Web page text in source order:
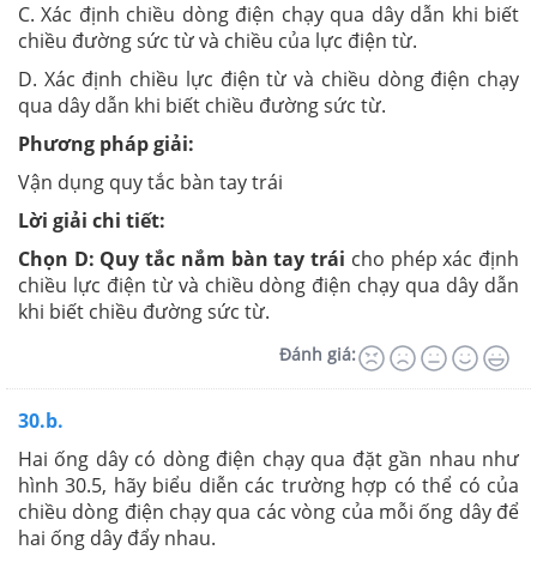
C. Xác định chiều dòng điện chạy qua dây dẫn khi biết
chiều đường sức từ và chiều của lực điện từ.
D. Xác định chiều lực điện từ và chiều dòng điện chạy
qua dây dẫn khi biết chiều đường sức từ.
Phương pháp giải:
Vận dụng quy tắc bàn tay trái
Lời giải chi tiết:
Chọn D: Quy tắc nắm bàn tay trái cho phép xác định
chiều lực điện từ và chiều dòng điện chạy qua dây dẫn
khi biết chiều đường sức từ.
Đánh giá:
30.b.
Hai ống dây có dòng điện chạy qua đặt gần nhau như
hình 30.5, hãy biểu diễn các trường hợp có thể có của
chiều dòng điện chạy qua các vòng của mỗi ống dây để
hai ống dây đẩy nhau.